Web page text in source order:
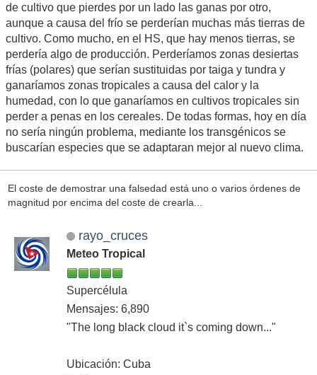
de cultivo que pierdes por un lado las ganas por otro,
aunque a causa del frío se perderían muchas más tierras de
cultivo. Como mucho, en el HS, que hay menos tierras, se
perdería algo de producción. Perderíamos zonas desiertas
frías (polares) que serían sustituidas por taiga y tundra y
ganaríamos zonas tropicales a causa del calor y la
humedad, con lo que ganaríamos en cultivos tropicales sin
perder a penas en los cereales. De todas formas, hoy en día
no sería ningún problema, mediante los transgénicos se
buscarían especies que se adaptaran mejor al nuevo clima.
El coste de demostrar una falsedad está uno o varios órdenes de
magnitud por encima del coste de crearla...
rayo_cruces
Meteo Tropical
Supercélula
Mensajes: 6,890
"The long black cloud it`s coming down..."
Ubicación: Cuba